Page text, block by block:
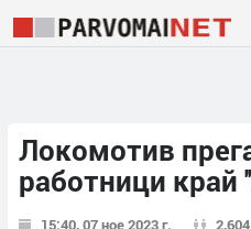
Локомотив
работници край
15:40, 07 ное 2023 г. 2,604